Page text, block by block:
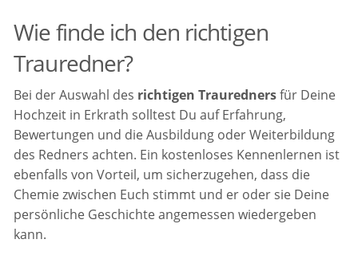
Wie finde ich den richtigen
Trauredner?
Bei der Auswahl des richtigen Traurednersfür Deine
Hochzeit in Erkrath solltest Du auf Erfahrung,
Bewertungen und die Ausbildung oder Weiterbildung
des Redners achten. Ein kostenloses Kennenlernen ist
ebenfalls von Vorteil, um sicherzugehen, dass die
Chemie zwischen Euch stimmt und er oder sie Deine
persönliche Geschichte angemessen wiedergeben
kann.